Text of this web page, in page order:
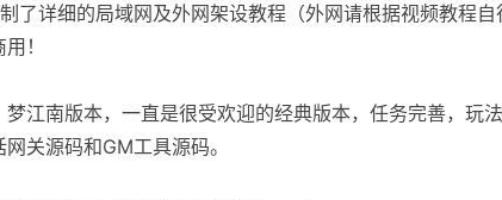
了详细的局域网及外网架设教程（外网请根据视频教程
！
梦江南版本，一直是很受欢迎的经典版本，任务完善，玩
关源码和GM工具源码。